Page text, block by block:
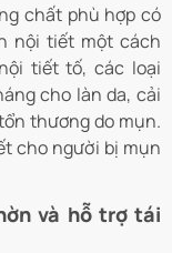
chất phù hợp có
nội tiết một cách
tiết tố, các loại
cho làn da, cải
thương do mụn.
cho người bị mụn
và hỗ trợ tái